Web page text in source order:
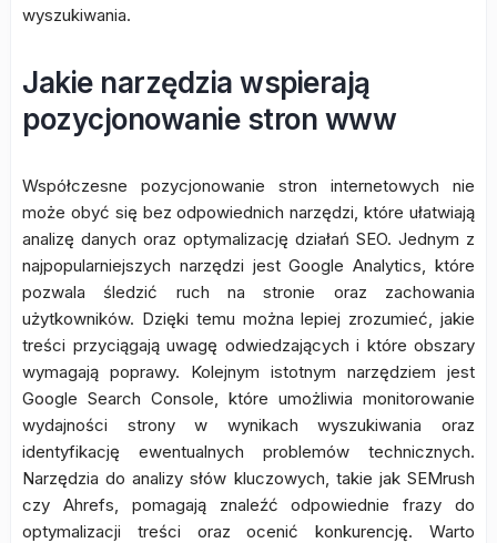
wyszukiwania.
Jakie narzędzia wspierają
pozycjonowanie stron www
Współczesne pozycjonowanie stron internetowych nie
może obyć się bez odpowiednich narzędzi, które ułatwiają
analizę danych oraz optymalizację działań SEO. Jednym z
najpopularniejszych narzędzi jest Google Analytics, które
pozwala śledzić ruch na stronie oraz zachowania
użytkowników. Dzięki temu można lepiej zrozumieć, jakie
treści przyciągają uwagę odwiedzających i które obszary
wymagają poprawy. Kolejnym istotnym narzędziem jest
Google Search Console, które umożliwia monitorowanie
wydajności strony w wynikach wyszukiwania oraz
identyfikację ewentualnych problemów technicznych.
Narzędzia do analizy słów kluczowych, takie jak SEMrush
czy Ahrefs, pomagają znaleźć odpowiednie frazy do
optymalizacji treści oraz ocenić konkurencję. Warto